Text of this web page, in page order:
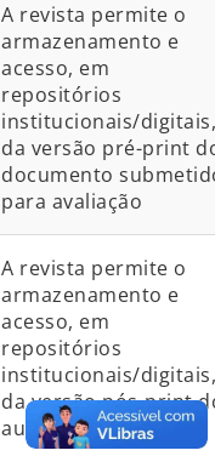
A revista permite o
armazenamento e
acesso, em
repositórios
institucionais/digitais,
da versão pré-print
documento
para avaliação
A revista permite o
armazenamento e
acesso, em
repositórios
institucionais/digitais,
da versão pós-print
autor